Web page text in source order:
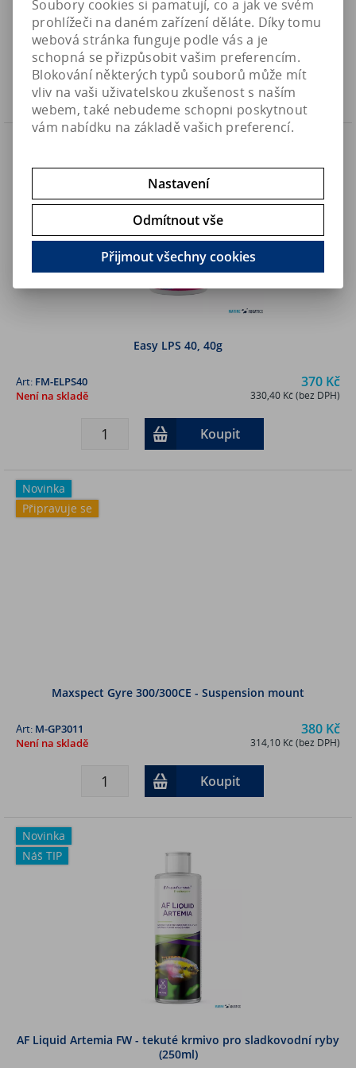
289,30 Kč (bez DPH)
Art:AF-StrontiumLAB200
Skladem
Koupit
Easy LPS 40, 40g
370 Kč
330,40 Kč (bez DPH)
Art: FM-ELPS40
Není na skladě
Koupit
Novinka
Připravuje se
Maxspect Gyre 300/300CE - Suspension mount
380 Kč
314,10 Kč (bez DPH)
Art: M-GP3011
Není na skladě
Koupit
Novinka
Náš TIP
AF Liquid Artemia FW - tekuté krmivo pro sladkovodní ryby
(250ml)
Soubory cookies si pamatují, co a jak ve svém
prohlížeči na daném zařízení děláte. Díky tomu
webová stránka funguje podle vás a je
schopná se přizpůsobit vašim preferencím.
Blokování některých typů souborů může mít
vliv na vaši uživatelskou zkušenost s naším
webem, také nebudeme schopni poskytnout
vám nabídku na základě vašich preferencí.
Nastavení
Odmítnout vše
Přijmout všechny cookies